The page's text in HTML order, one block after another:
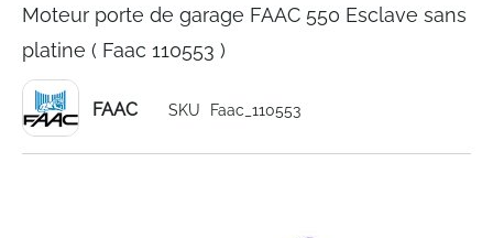
Moteur porte de garage FAAC 550 Esclave sans
platine ( Faac 110553 )
FAAC SKU Faac_110553